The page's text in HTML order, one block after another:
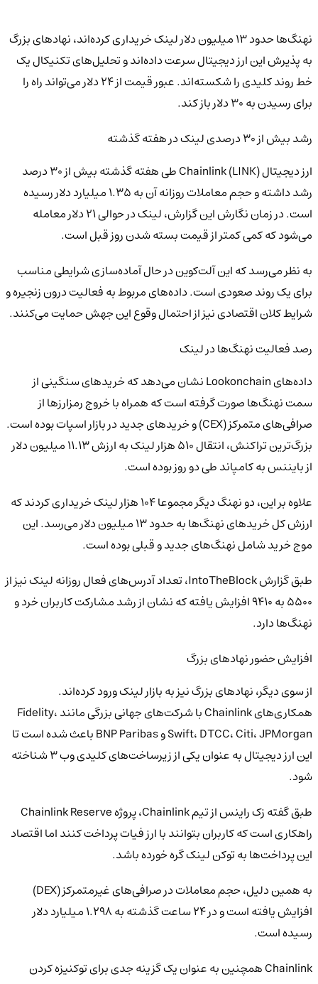
نهنگ‌ها حدود ۱۳ میلیون دلار لینک خریداری کرده‌اند، نهادهای بزرگ
به پذیرش این ارز دیجیتال سرعت داده‌اند و تحلیل‌های تکنیکال یک
خط روند کلیدی را شکسته‌اند. عبور قیمت از ۲۴ دلار می‌تواند راه را
برای رسیدن به ۳۰ دلار باز کند.
رشد بیش از ۳۰ درصدی لینک در هفته گذشته
ارز دیجیتال Chainlink (LINK) طی هفته گذشته بیش از ۳۰ درصد
رشد داشته و حجم معاملات روزانه آن به ۱.۳۵ میلیارد دلار رسیده
است. در زمان نگارش این گزارش، لینک در حوالی ۲۱ دلار معامله
می‌شود که کمی کمتر از قیمت بسته شدن روز قبل است.
به نظر می‌رسد که این آلت‌کوین در حال آماده‌سازی شرایطی مناسب
برای یک روند صعودی است. داده‌های مربوط به فعالیت درون زنجیره و
شرایط کلان اقتصادی نیز از احتمال وقوع این جهش حمایت می‌کنند.
رصد فعالیت نهنگ‌ها در لینک
داده‌های Lookonchain نشان می‌دهد که خریدهای سنگینی از
سمت نهنگ‌ها صورت گرفته است که همراه با خروج رمزارزها از
صرافی‌های متمرکز (CEX) و خریدهای جدید در بازار اسپات بوده است.
بزرگ‌ترین تراکنش، انتقال ۵۱۰ هزار لینک به ارزش ۱۱.۱۳ میلیون دلار
از بایننس به کامپاند طی دو روز بوده است.
علاوه بر این، دو نهنگ دیگر مجموعا ۱۰۴ هزار لینک خریداری کردند که
ارزش کل خریدهای نهنگ‌ها به حدود ۱۳ میلیون دلار می‌رسد. این
موج خرید شامل نهنگ‌های جدید و قبلی بوده است.
طبق گزارش IntoTheBlock، تعداد آدرس‌های فعال روزانه لینک نیز از
۵۵۰۰ به ۹۴۱۰ افزایش یافته که نشان از رشد مشارکت کاربران خرد و
نهنگ‌ها دارد.
افزایش حضور نهادهای بزرگ
از سوی دیگر، نهادهای بزرگ نیز به بازار لینک ورود کرده‌اند.
همکاری‌های Chainlink با شرکت‌های جهانی بزرگی مانند Fidelity،
Swift، DTCC، Citi، JPMorgan و BNP Paribas باعث شده است تا
این ارز دیجیتال به عنوان یکی از زیرساخت‌های کلیدی وب ۳ شناخته
شود.
طبق گفته زک راینس از تیم Chainlink، پروژه Chainlink Reserve
راهکاری است که کاربران بتوانند با ارز فیات پرداخت کنند اما اقتصاد
این پرداخت‌ها به توکن لینک گره خورده باشد.
به همین دلیل، حجم معاملات در صرافی‌های غیرمتمرکز (DEX)
افزایش یافته است و در ۲۴ ساعت گذشته به ۱.۲۹۸ میلیارد دلار
رسیده است.
Chainlink همچنین به عنوان یک گزینه جدی برای توکنیزه کردن